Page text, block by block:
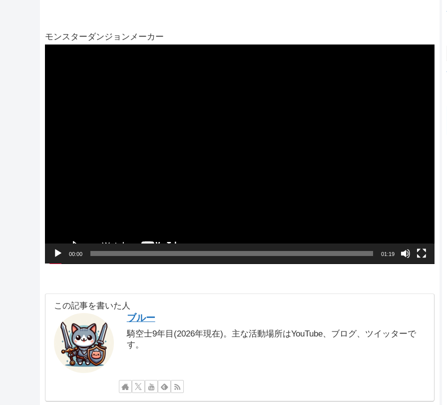
モンスターダンジョンメーカー
00:00 01:19
この記事を書いた人
ブルー
騎空士9年目(2026年現在)。主な活動場所はYouTube、ブログ、ツイッターで
す。